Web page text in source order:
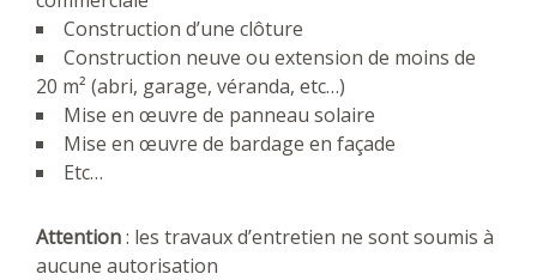
Construction d’une clôture
Construction neuve ou extension de moins de
20 m² (abri, garage, véranda, etc…)
Mise en œuvre de panneau solaire
Mise en œuvre de bardage en façade
Etc…
Attention: les travaux d’entretien ne sont soumis à
aucune autorisation